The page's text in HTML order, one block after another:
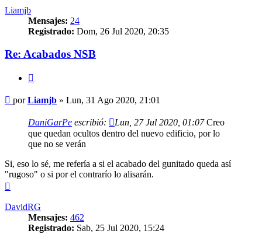
Liamjb
Mensajes: 24
Registrado: Dom, 26 Jul 2020, 20:35
Re: Acabados NSB
Mensaje
porLiamjb » Lun, 31 Ago 2020, 21:01
DaniGarPe escribió: Lun, 27 Jul 2020, 01:07Creo
que quedan ocultos dentro del nuevo edificio, por lo
que no se verán
Si, eso lo sé, me refería a si el acabado del gunitado queda así
"rugoso" o si por el contrarío lo alisarán.
DavidRG
Mensajes: 462
Registrado: Sab, 25 Jul 2020, 15:24